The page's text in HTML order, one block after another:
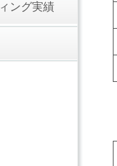
ング実績